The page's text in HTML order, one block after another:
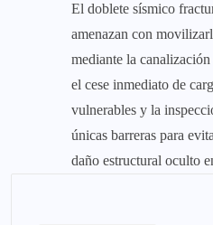
El doblete sísmico
amenazan con
mediante la
el cese inmediato de
vulnerables y la
únicas barreras para
daño estructural oculto